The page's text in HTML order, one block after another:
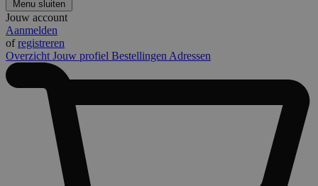
Menu sluiten
Jouw account
Aanmelden
ofregistreren
Overzicht Jouw profiel Bestellingen Adressen